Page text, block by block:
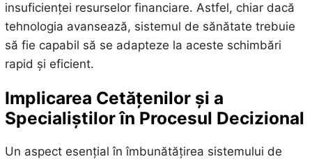
insuficienței resurselor financiare. Astfel, chiar dacă
tehnologia avansează, sistemul de sănătate trebuie
să fie capabil să se adapteze la aceste schimbări
rapid și eficient.
Implicarea Cetățenilor și a
Specialiștilor în Procesul Decizional
Un aspect esențial în îmbunătățirea sistemului de